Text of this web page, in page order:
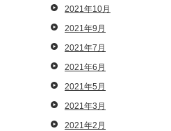
2021年10月
2021年9月
2021年7月
2021年6月
2021年5月
2021年3月
2021年2月